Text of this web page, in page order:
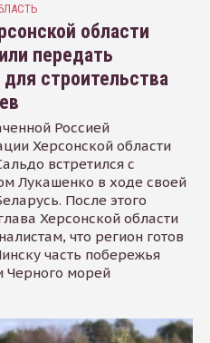
области
передать
строительства
Россией
Херсонской области
встретился с
Лукашенко в ходе своей
После этого
Херсонской области
что регион готов
часть побережья
Черного морей